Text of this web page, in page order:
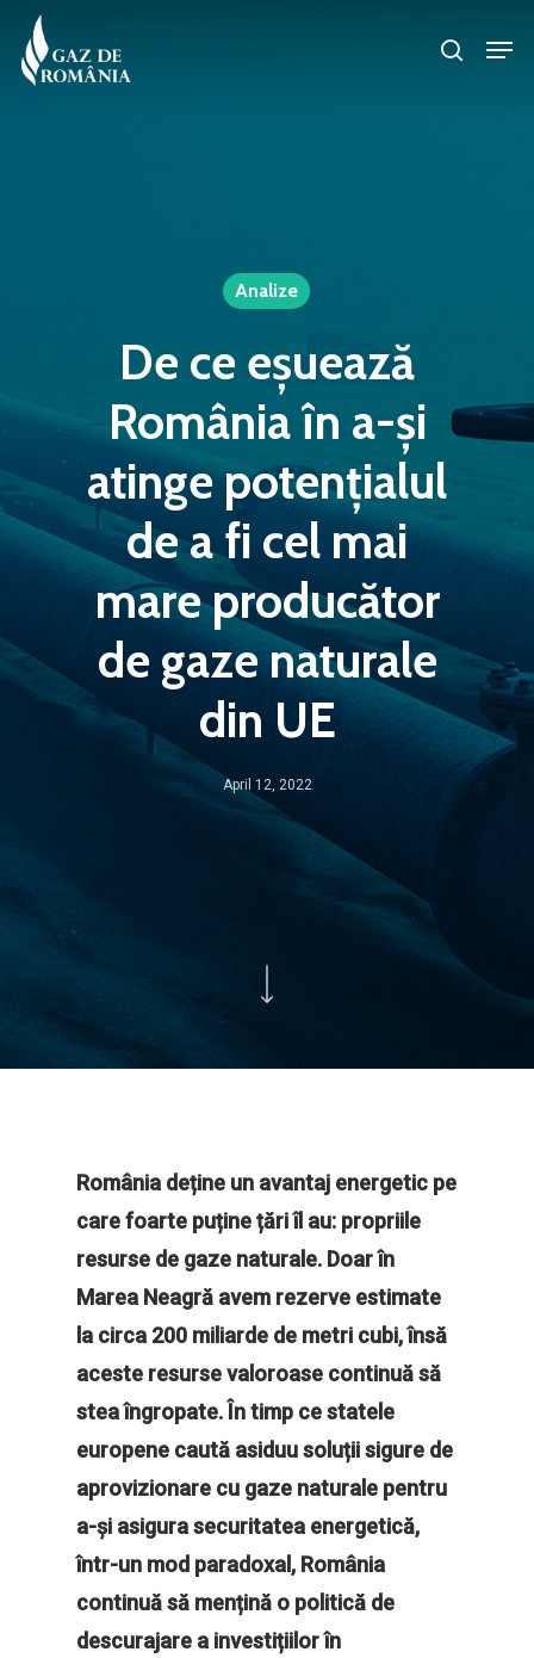
Skip
main
search
Analize
De ce eșuează
România în a-și
atinge potențialul
de a fi cel mai
mare producător
de gaze naturale
din UE
April 12, 2022
România deține un avantaj energetic pe
care foarte puține țări îl au: propriile
resurse de gaze naturale. Doar în
Marea Neagră avem rezerve estimate
la circa 200 miliarde de metri cubi, însă
aceste resurse valoroase continuă să
stea îngropate. În timp ce statele
europene caută asiduu soluții sigure de
aprovizionare cu gaze naturale pentru
a-și asigura securitatea energetică,
într-un mod paradoxal, România
continuă să mențină o politică de
descurajare a investițiilor în